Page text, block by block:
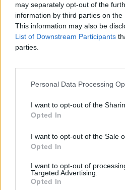
may separately opt-out of the
information by third parties on the
This information may also be
List of Downstream Participants
parties.
Personal Data Processing
I want to opt-out of the
Opted In
I want to opt-out of the Sale
Opted In
I want to opt-out of
Targeted Advertising.
Opted In
Katarzyna Dybińska
07.08.2026